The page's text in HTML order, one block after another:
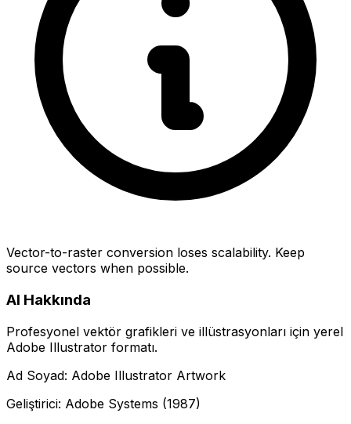
Vector-to-raster conversion loses scalability. Keep
source vectors when possible.
AI Hakkında
Profesyonel vektör grafikleri ve illüstrasyonları için yerel
Adobe Illustrator formatı.
Ad Soyad: Adobe Illustrator Artwork
Geliştirici: Adobe Systems (1987)